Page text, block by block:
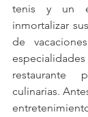
tenis y un
inmortalizar
de
restaurante
culinarias.